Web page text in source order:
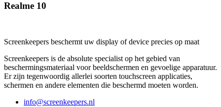
Realme 10
Screenkeepers beschermt uw display of device precies op maat
Screenkeepers is de absolute specialist op het gebied van
beschermingsmateriaal voor beeldschermen en gevoelige apparatuur.
Er zijn tegenwoordig allerlei soorten touchscreen applicaties,
schermen en andere elementen die beschermd moeten worden.
info@screenkeepers.nl